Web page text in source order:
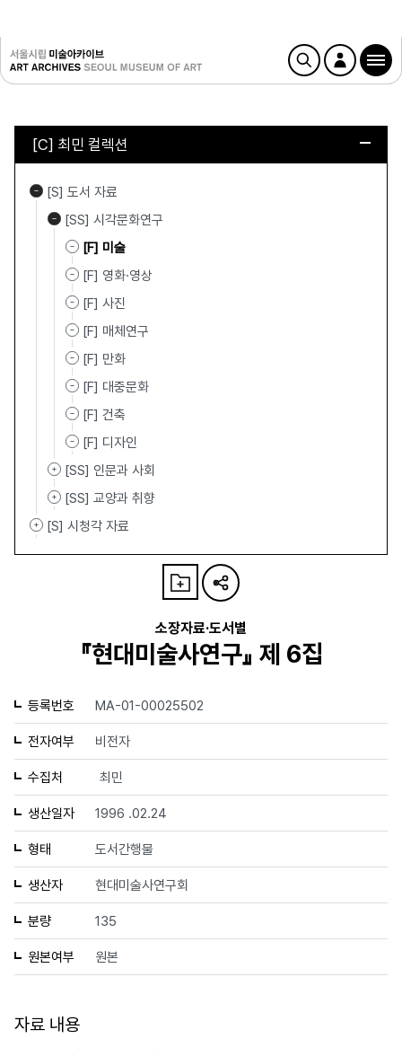
[C] 최민 컬렉션
[S] 도서 자료
[SS] 시각문화연구
[F] 미술
[F] 영화·영상
[F] 사진
[F] 매체연구
[F] 만화
[F] 대중문화
[F] 건축
[F] 디자인
[SS] 인문과 사회
[SS] 교양과 취향
[S] 시청각 자료
소장자료·도서별
『현대미술사연구』 제 6집
등록번호 MA-01-00025502
전자여부 비전자
수집처 최민
생산일자 1996 .02.24
형태 도서간행물
생산자 현대미술사연구회
분량 135
원본여부 원본
자료 내용